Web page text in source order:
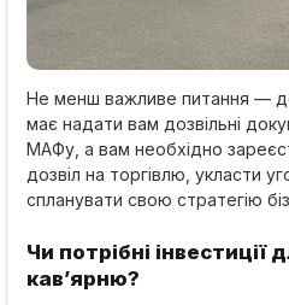
Не менш важливе питання —
має надати вам дозвільні
МАФу, а вам необхідно
дозвіл на торгівлю, укласти
спланувати свою стратегію
Чи потрібні
кав’ярню?